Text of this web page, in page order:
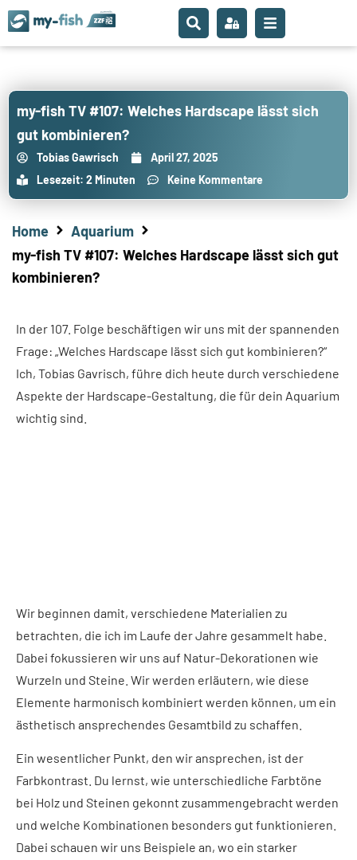
my-fish TV #107: Welches Hardscape lässt sich
gut kombinieren?
Tobias Gawrisch
April 27, 2025
Lesezeit: 2 Minuten
Keine Kommentare
Home
Aquarium
my-fish TV #107: Welches Hardscape lässt sich gut
kombinieren?
In der 107. Folge beschäftigen wir uns mit der spannenden
Frage: „Welches Hardscape lässt sich gut kombinieren?“
Ich, Tobias Gavrisch, führe dich heute durch verschiedene
Aspekte der Hardscape-Gestaltung, die für dein Aquarium
wichtig sind.
Wir beginnen damit, verschiedene Materialien zu
betrachten, die ich im Laufe der Jahre gesammelt habe.
Dabei fokussieren wir uns auf Natur-Dekorationen wie
Wurzeln und Steine. Wir werden erläutern, wie diese
Elemente harmonisch kombiniert werden können, um ein
ästhetisch ansprechendes Gesamtbild zu schaffen.
Ein wesentlicher Punkt, den wir ansprechen, ist der
Farbkontrast. Du lernst, wie unterschiedliche Farbtöne
bei Holz und Steinen gekonnt zusammengebracht werden
und welche Kombinationen besonders gut funktionieren.
Dabei schauen wir uns Beispiele an, wo ein starker